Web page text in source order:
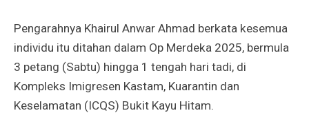
Pengarahnya Khairul Anwar Ahmad berkata kesemua
individu itu ditahan dalam Op Merdeka 2025, bermula
3 petang (Sabtu) hingga 1 tengah hari tadi, di
Kompleks Imigresen Kastam, Kuarantin dan
Keselamatan (ICQS) Bukit Kayu Hitam.